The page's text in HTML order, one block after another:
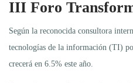
III Foro
Según la reconocida consultora
tecnologías de la información (TI)
crecerá en 6.5% este año.